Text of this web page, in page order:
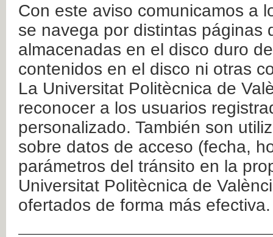
Con este aviso comunicamos a
se navega por distintas páginas
almacenadas en el disco duro
contenidos en el disco ni otras
La Universitat Politècnica de
reconocer a los usuarios
personalizado. También son
sobre datos de acceso (fecha,
parámetros del tránsito en la
Universitat Politècnica de
ofertados de forma más efectiva.